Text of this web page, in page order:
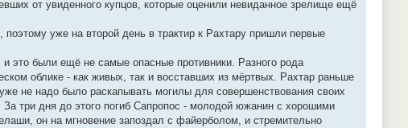
от увиденного купцов, которые оценили невиданное зрелище ещё
уже на второй день в трактир к Рахтару пришли первые
это были ещё не самые опасные противники. Разного рода
облике - как живых, так и восставших из мёртвых. Рахтар раньше
не надо было раскапывать могилы для совершенствования своих
три дня до этого погиб Сапропос - молодой южанин с хорошими
он на мгновение запоздал с файерболом, и стремительно